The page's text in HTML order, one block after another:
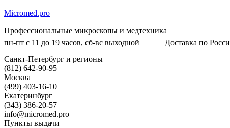
Micromed.pro
Профессиональные микроскопы и медтехника
пн-пт с 11 до 19 часов, сб-вс выходной
Доставка по
Санкт-Петербург и регионы
(812) 642-90-95
Москва
(499) 403-16-10
Екатеринбург
(343) 386-20-57
info@micromed.pro
Пункты выдачи